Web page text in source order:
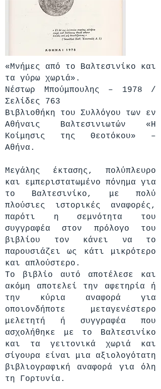
«Μνήμες από το Βαλτεσινίκο και
τα γύρω χωριά».
Νέστωρ Μπούμπουλης – 1978 /
Σελίδες 763
Βιβλιοθήκη του Συλλόγου των εν
Αθήναις Βαλτεσινιωτών «Η
Κοίμησις της Θεοτόκου» –
Αθήνα.
Μεγάλης έκτασης, πολύπλευρο
και εμπεριστατωμένο πόνημα για
το Βαλτεσινίκο, με πολύ
πλούσιες ιστορικές αναφορές,
παρότι η σεμνότητα του
συγγραφέα στον πρόλογο του
βιβλίου τον κάνει να το
παρουσιάζει ως κάτι μικρότερο
και απλούστερο.
Το βιβλίο αυτό αποτέλεσε και
ακόμη αποτελεί την αφετηρία ή
την κύρια αναφορά για
οποιονδήποτε μεταγενέστερο
μελετητή ή συγγραφέα που
ασχολήθηκε με το Βαλτεσινίκο
και τα γειτονικά χωριά και
σίγουρα είναι μια αξιολογότατη
βιβλιογραφική αναφορά για όλη
τη Γορτυνία.